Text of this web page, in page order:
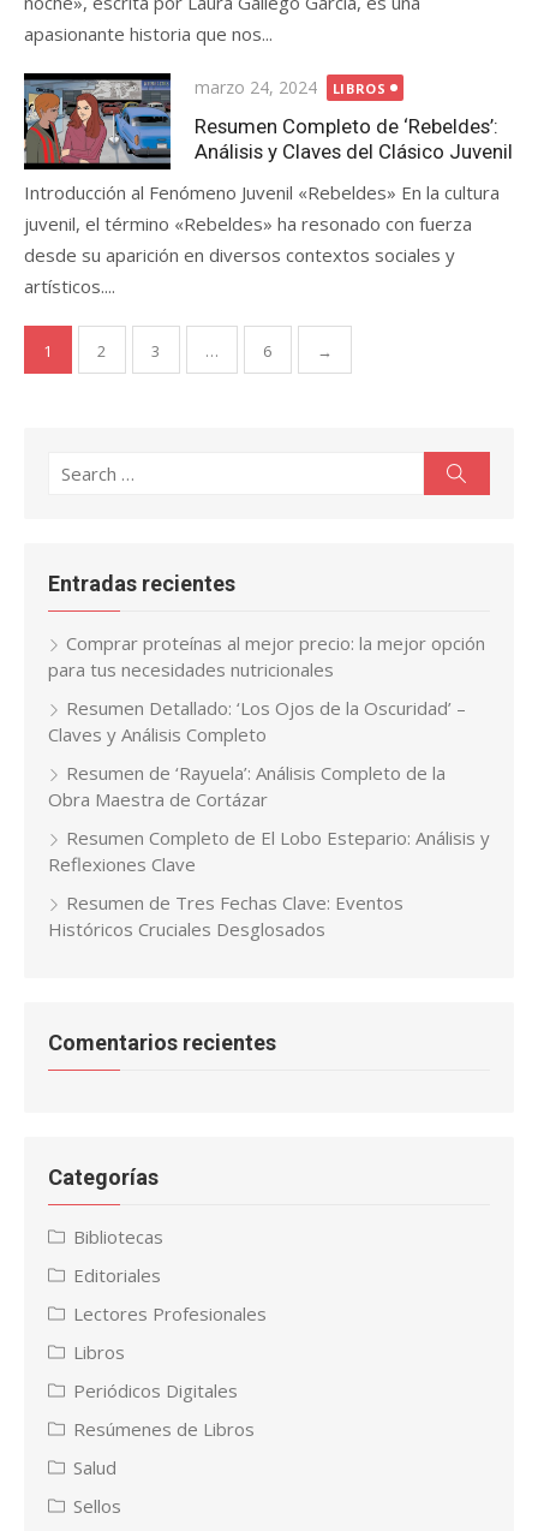
apasionante historia que nos...
Posted
on
marzo 24, 2024 LIBROS
Resumen Completo de ‘Rebeldes’:
Análisis y Claves del Clásico Juvenil
Introducción al Fenómeno Juvenil «Rebeldes» En la cultura
juvenil, el término «Rebeldes» ha resonado con fuerza
desde su aparición en diversos contextos sociales y
artísticos....
Paginación
de
1 2 3 … 6 →
Search
Entradas recientes
Comprar proteínas al mejor precio: la mejor opción
para tus necesidades nutricionales
Resumen Detallado: ‘Los Ojos de la Oscuridad’ –
Claves y Análisis Completo
Resumen de ‘Rayuela’: Análisis Completo de la
Obra Maestra de Cortázar
Resumen Completo de El Lobo Estepario: Análisis y
Reflexiones Clave
Resumen de Tres Fechas Clave: Eventos
Históricos Cruciales Desglosados
Comentarios recientes
Categorías
Bibliotecas
Editoriales
Lectores Profesionales
Libros
Periódicos Digitales
Resúmenes de Libros
Salud
Sellos